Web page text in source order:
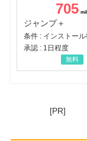
705
ジャンプ＋
承認 : 1日程度
無料
[PR]